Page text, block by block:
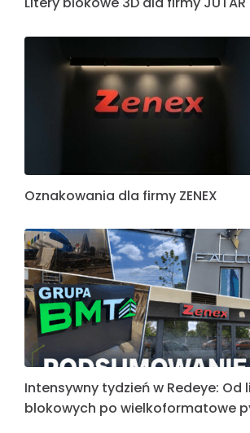
Oznakowania dla firmy ZENEX
Intensywny tydzień w Redeye: Od
blokowych po wielkoformatowe